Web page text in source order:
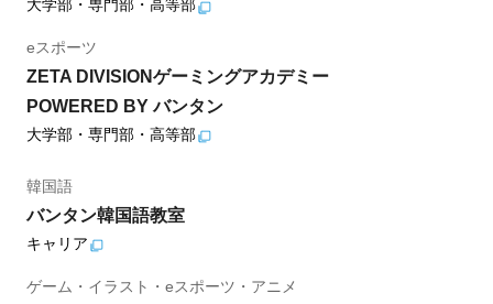
大学部・専門部・高等部
eスポーツ
ZETA DIVISIONゲーミングアカデミー
POWERED BY バンタン
大学部・専門部・高等部
韓国語
バンタン韓国語教室
キャリア
ゲーム・イラスト・eスポーツ・アニメ